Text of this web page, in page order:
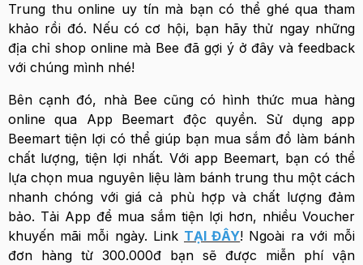
Trung thu online uy tín mà bạn có thể ghé qua tham
khảo rồi đó. Nếu có cơ hội, bạn hãy thử ngay những
địa chỉ shop online mà Bee đã gợi ý ở đây và feedback
với chúng mình nhé!
Bên cạnh đó, nhà Bee cũng có hình thức mua hàng
online qua App Beemart độc quyền. Sử dụng app
Beemart tiện lợi có thể giúp bạn mua sắm đồ làm bánh
chất lượng, tiện lợi nhất. Với app Beemart, bạn có thể
lựa chọn mua nguyên liệu làm bánh trung thu một cách
nhanh chóng với giá cả phù hợp và chất lượng đảm
bảo. Tải App để mua sắm tiện lợi hơn, nhiều Voucher
khuyến mãi mỗi ngày. Link TẠI ĐÂY! Ngoài ra với mỗi
đơn hàng từ 300.000đ bạn sẽ được miễn phí vận